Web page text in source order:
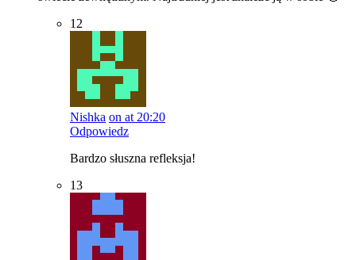
12
Nishka on at 20:20
Odpowiedz
Bardzo słuszna refleksja!
13